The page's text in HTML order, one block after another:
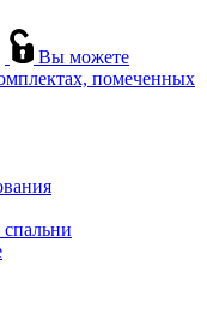
Вы можете
помеченных